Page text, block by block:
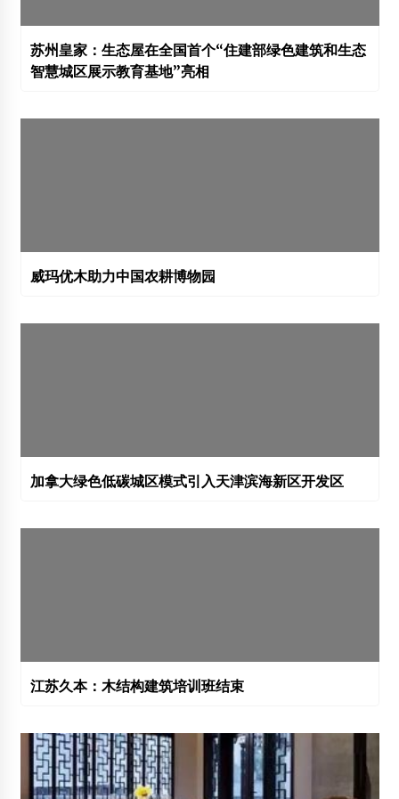
苏州皇家：生态屋在全国首个“住建部绿色建筑和生态
智慧城区展示教育基地”亮相
威玛优木助力中国农耕博物园
加拿大绿色低碳城区模式引入天津滨海新区开发区
江苏久本：木结构建筑培训班结束